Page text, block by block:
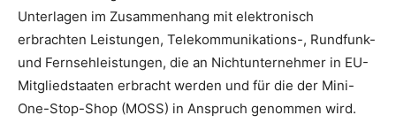
Unterlagen im Zusammenhang mit elektronisch
erbrachten Leistungen, Telekommunikations-, Rundfunk-
und Fernsehleistungen, die an Nichtunternehmer in EU-
Mitgliedstaaten erbracht werden und für die der Mini-
One-Stop-Shop (MOSS) in Anspruch genommen wird.